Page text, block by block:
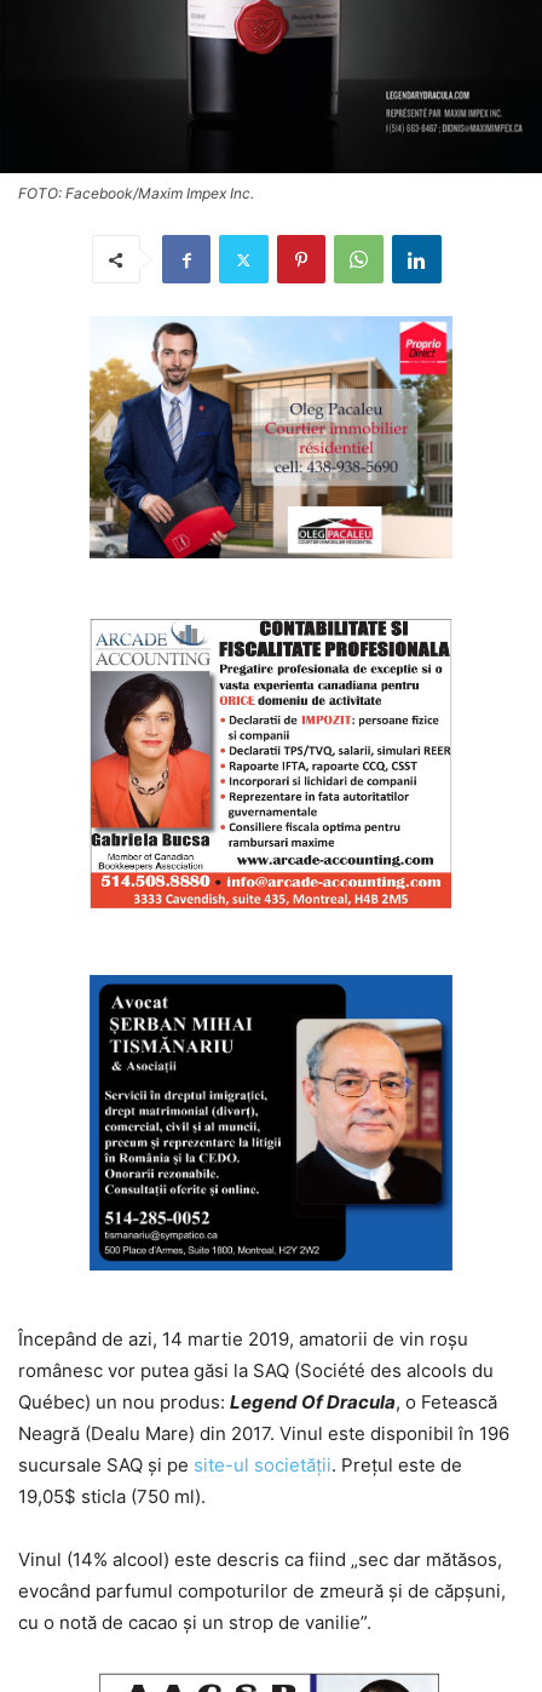
FOTO: Facebook/Maxim Impex Inc.
Începând de azi, 14 martie 2019, amatorii de vin roșu
românesc vor putea găsi la SAQ (Société des alcools du
Québec) un nou produs: Legend Of Dracula, o Fetească
Neagră (Dealu Mare) din 2017. Vinul este disponibil în 196
sucursale SAQ și pe site-ul societății. Prețul este de
19,05$ sticla (750 ml).
Vinul (14% alcool) este descris ca fiind „sec dar mătăsos,
evocând parfumul compoturilor de zmeură și de căpșuni,
cu o notă de cacao și un strop de vanilie”.